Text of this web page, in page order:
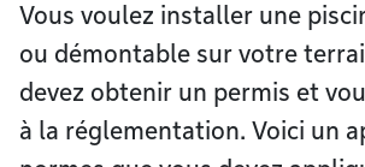
Vous voulez installer une
ou démontable sur votre
devez obtenir un permis et
à la réglementation. Voici un